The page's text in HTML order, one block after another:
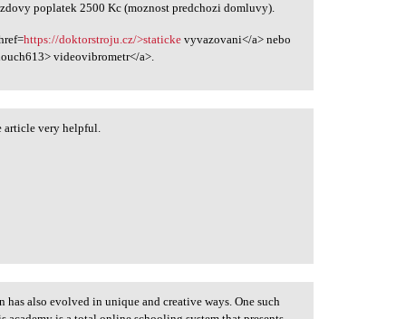
poplatek 2500 Kc (moznost predchozi domluvy).
https://doktorstroju.cz/>staticke vyvazovani</a> nebo
videovibrometr</a>.
article very helpful.
also evolved in unique and creative ways. One such